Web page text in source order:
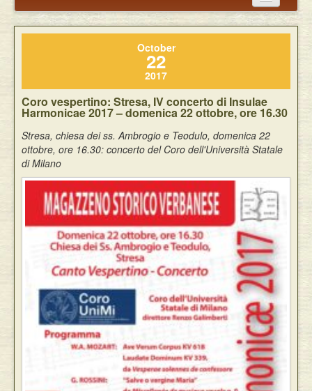
Annuncio termine attività
Carlo Alessandro Pisoni
Pubblicazioni
Eventi
October
22
2017
Coro vespertino: Stresa, IV concerto di Insulae
Harmonicae 2017 – domenica 22 ottobre, ore 16.30
Stresa, chiesa dei ss. Ambrogio e Teodulo, domenica 22
ottobre, ore 16.30: concerto del Coro dell'Università Statale
di Milano